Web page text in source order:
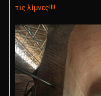
τις λίμνες!!!!